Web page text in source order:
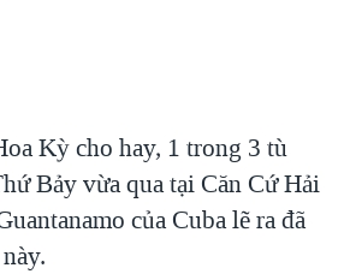
MẠI CỦA MỸ: QUÁ KHỨ VÀ HIỆN
Kỳ cho hay, 1 trong 3 tù
Bảy vừa qua tại Căn Cứ Hải
của Cuba lẽ ra đã